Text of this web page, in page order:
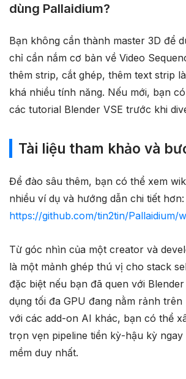
dùng Pallaidium?
Bạn không cần thành master 3D để
chỉ cần nắm cơ bản về Video
thêm strip, cắt ghép, thêm text strip
khá nhiều tính năng. Nếu mới, bạn
các tutorial Blender VSE trước khi
Tài liệu tham khảo và
Để đào sâu thêm, bạn có thể xem
nhiều ví dụ và hướng dẫn chi tiết hơn:
https://github.com/tin2tin/Pallaidium/
Từ góc nhìn của một creator và
là một mảnh ghép thú vị cho stack
đặc biệt nếu bạn đã quen với
dụng tối đa GPU đang nằm rảnh trên
với các add-on AI khác, bạn có thể
trọn vẹn pipeline tiền kỳ-hậu kỳ
mềm duy nhất.